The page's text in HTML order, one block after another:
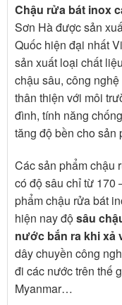
Chậu rửa bát inox
Sơn Hà được sản
Quốc hiện đại nhất
sản xuất loại chất
chậu sâu, công
thân thiện với môi
đình, tính năng
tăng độ bền cho sản
Các sản phẩm chậu
có độ sâu chỉ từ 170
phẩm chậu rửa bát
hiện nay độsâu
nước bắn ra khi xả
dây chuyền công
đi các nước trên thế
Myanmar…